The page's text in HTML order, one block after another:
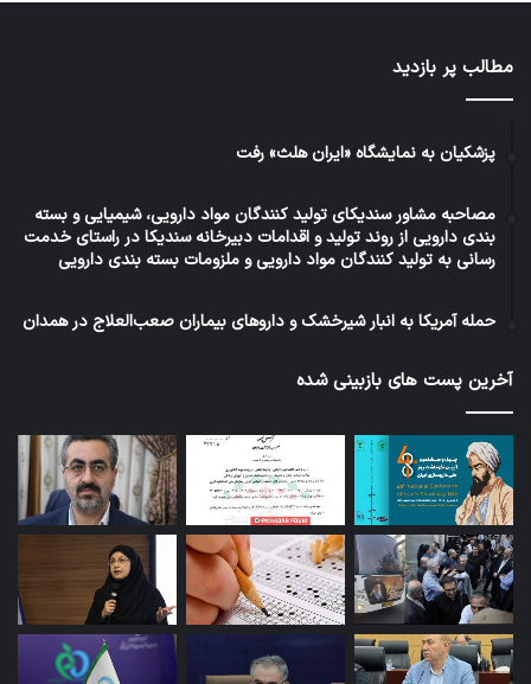
مطالب پر بازدید
پزشکیان به نمایشگاه «ایران هلث» رفت
مصاحبه مشاور سندیکای تولید کنندگان مواد دارویی، شیمیایی و بسته
بندی دارویی از روند تولید و اقدامات دبیرخانه سندیکا در راستای خدمت
رسانی به تولید کنندگان مواد دارویی و ملزومات بسته بندی دارویی
حمله آمریکا به انبار شیرخشک و داروهای بیماران صعب‌العلاج در همدان
آخرین پست های بازبینی شده